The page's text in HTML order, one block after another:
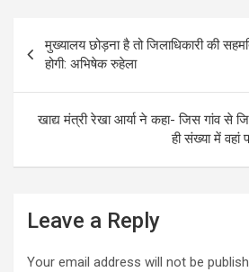
b
o
o
k
er
s
p
p
e
navigation
मुख्यालय छोड़ना है तो जिलाधिकारी की
होगी: अभिषेक रुहेला
खाद्य मंत्री रेखा आर्या ने कहा- जिस गांव से
ही संख्या में वहां
Leave a Reply
Your email address will not be